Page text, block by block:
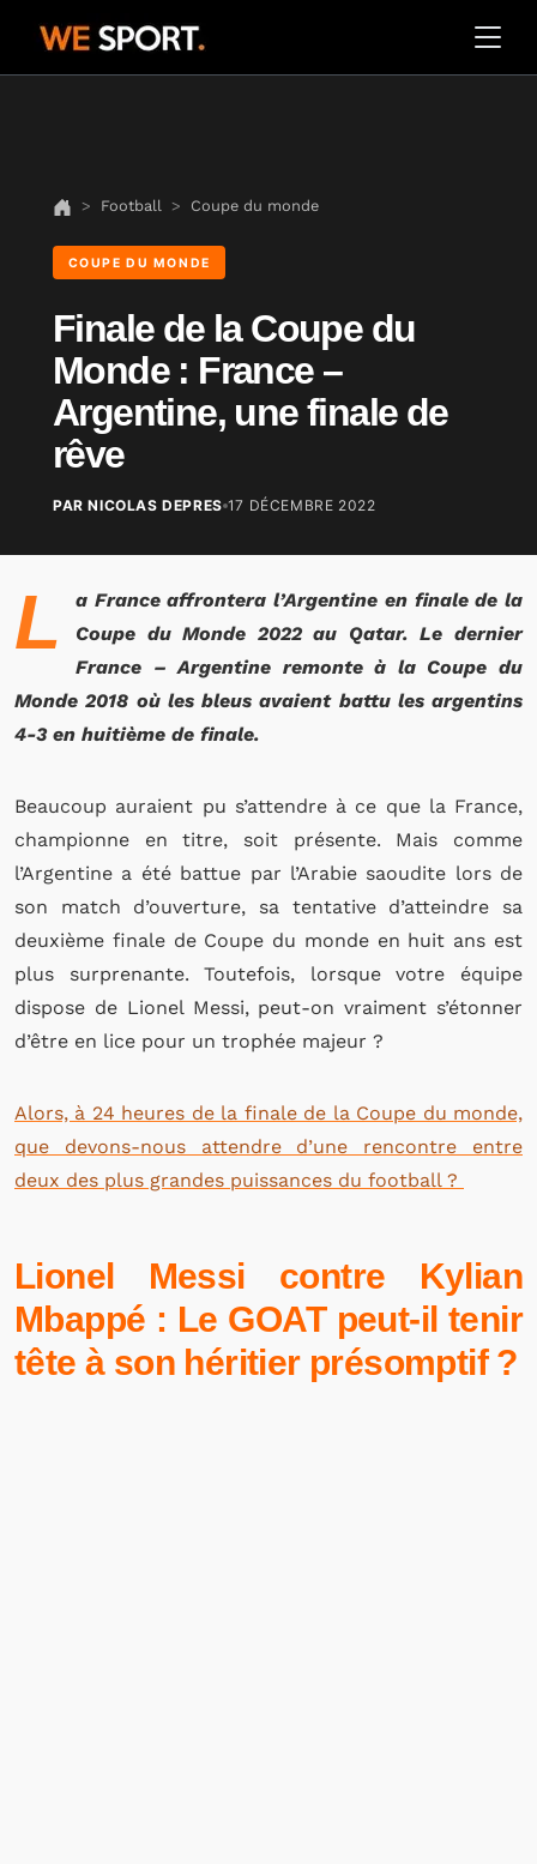
Football Coupe du monde
COUPE DU MONDE
Finale de la Coupe du
Monde : France –
Argentine, une finale de
rêve
PAR NICOLAS DEPRES 17 DÉCEMBRE 2022
L
a France affrontera l’Argentine en finale de la
Coupe du Monde 2022 au Qatar. Le dernier
France – Argentine remonte à la Coupe du
Monde 2018 où les bleus avaient battu les argentins
4-3 en huitième de finale.
Beaucoup auraient pu s’attendre à ce que la France,
championne en titre, soit présente. Mais comme
l’Argentine a été battue par l’Arabie saoudite lors de
son match d’ouverture, sa tentative d’atteindre sa
deuxième finale de Coupe du monde en huit ans est
plus surprenante. Toutefois, lorsque votre équipe
dispose de Lionel Messi, peut-on vraiment s’étonner
d’être en lice pour un trophée majeur ?
Alors, à 24 heures de la finale de la Coupe du monde,
que devons-nous attendre d’une rencontre entre
deux des plus grandes puissances du football ?
Lionel Messi contre Kylian
Mbappé : Le GOAT peut-il tenir
tête à son héritier présomptif ?